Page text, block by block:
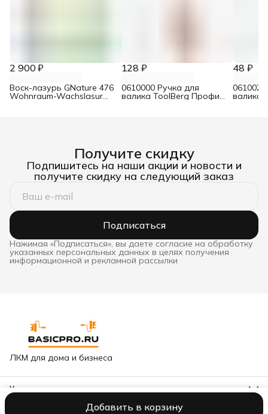
Добавить в корзину
2 900 ₽
Воск-лазурь GNature 476
Wohnraum-Wachslasur
128 ₽
0610000 Ручка для
валика ToolBerg Профи
48 ₽
валика
Получите скидку
Подпишитесь на наши акции и новости и
получите скидку на следующий заказ
Подписаться
Нажимая «Подписаться», вы даете согласие на обработку
указанных персональных данных в целях получения
информационной и рекламной рассылки
ЛКМ для дома и бизнеса
Контакты